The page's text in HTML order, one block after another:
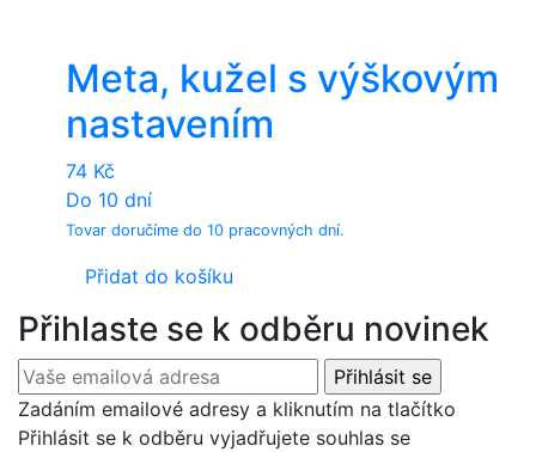
Meta, kužel s výškovým
nastavením
74 Kč
Do 10 dní
Tovar doručíme do 10 pracovných dní.
Přidat do košíku
Přihlaste se k odběru novinek
Zadáním emailové adresy a kliknutím na tlačítko
Přihlásit se k odběru vyjadřujete souhlas se